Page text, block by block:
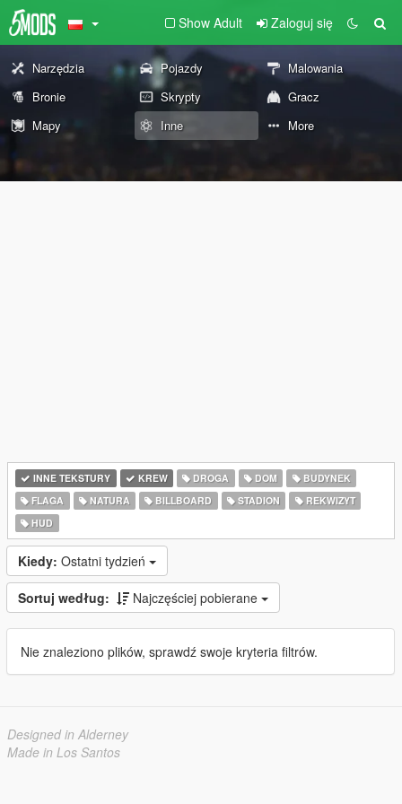
Show Adult Zaloguj się
Narzędzia Pojazdy
Malowania
Bronie
Skrypty
Gracz
Mapy
Inne More
INNE TEKSTURY KREW DROGA DOM
BUDYNEK
FLAGA
NATURA BILLBOARD STADION
REKWIZYT
HUD
Kiedy: Ostatni tydzień
Sortuj według: Najczęściej pobierane
Nie znaleziono plików, sprawdź swoje kryteria filtrów.
Designed in Alderney
Made in Los Santos